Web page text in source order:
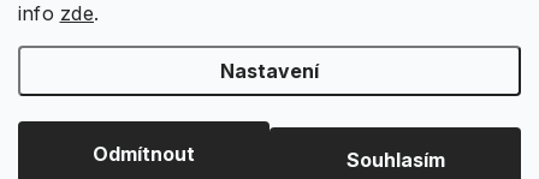
info zde.
Nastavení
Odmítnout Souhlasím